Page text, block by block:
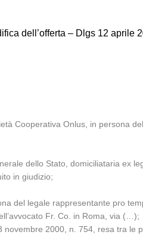
dell’offerta – Dlgs 12 aprile
Cooperativa Onlus, in persona
dello Stato, domiciliataria ex
in giudizio;
del legale rappresentante pro
Fr. Co. in Roma, via (…);
novembre 2000, n. 754, resa tra le